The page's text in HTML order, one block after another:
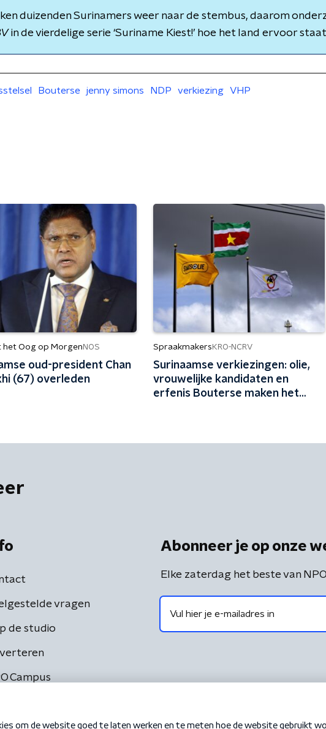
duizenden Surinamers weer naar de stembus, daarom
in de vierdelige serie ‘Suriname Kiest!’ hoe het land ervoor
Bouterse jenny simons NDP verkiezing VHP
het Oog op Morgen NOS
oud-president Chan
(67) overleden
Spraakmakers KRO-NCRV
Surinaamse verkiezingen: olie,
vrouwelijke kandidaten en
erfenis Bouterse maken het
vragen
de studio
Campus
Abonneer je op onze
Elke zaterdag het beste van